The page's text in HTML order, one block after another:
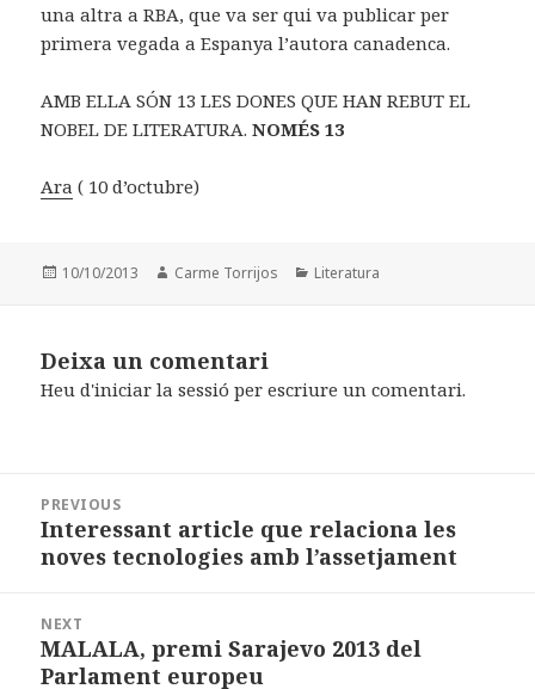
una altra a RBA, que va ser qui va publicar per
primera vegada a Espanya l’autora canadenca.
AMB ELLA SÓN 13 LES DONES QUE HAN REBUT EL
NOBEL DE LITERATURA.NOMÉS 13
Ara ( 10 d’octubre)
Posted
10/10/2013 Author
Carme Torrijos Categories
Literatura
Deixa un comentari
Heu d'iniciar la sessió per escriure un comentari.
d'articles
PREVIOUS
Previous
post:
Interessant article que relaciona les
noves tecnologies amb l’assetjament
NEXT
Next
post:
MALALA, premi Sarajevo 2013 del
Parlament europeu